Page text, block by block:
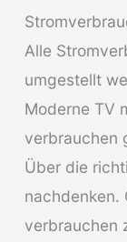
Alle
umgestellt
Moderne TV
verbrauchen
Über die
nachdenken.
verbrauchen